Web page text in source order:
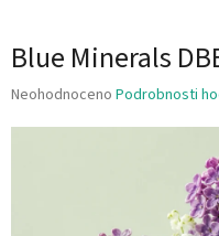
Blue Minerals
Průměrné hodnocení produktu
Neohodnoceno Podrobnosti